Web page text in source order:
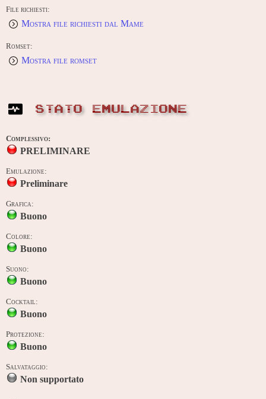
File richiesti:
Mostra file richiesti dal Mame
Romset:
Mostra file romset
STATO EMULAZIONE
Complessivo:
PRELIMINARE
Emulazione:
Preliminare
Grafica:
Buono
Colore:
Buono
Suono:
Buono
Cocktail:
Buono
Protezione:
Buono
Salvataggio:
Non supportato